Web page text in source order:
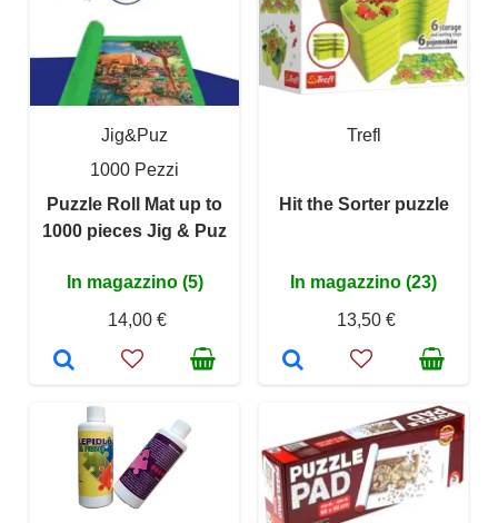
Jig&Puz
1000 Pezzi
Puzzle Roll Mat up to
1000 pieces Jig & Puz
In magazzino (5)
14,00 €
Trefl
Hit the Sorter puzzle
In magazzino (23)
13,50 €